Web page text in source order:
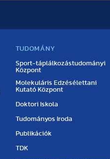
TUDOMÁNY
Sport-táplálkozástudományi
Központ
Molekuláris Edzésélettani
Kutató Központ
Doktori Iskola
Tudományos Iroda
Publikációk
TDK